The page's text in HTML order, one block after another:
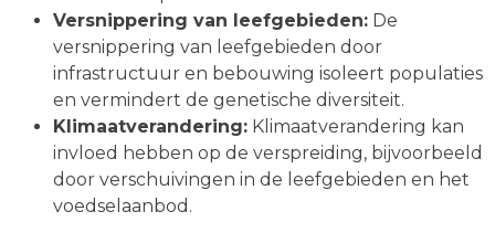
Versnippering van leefgebieden: De
versnippering van leefgebieden door
infrastructuur en bebouwing isoleert populaties
en vermindert de genetische diversiteit.
Klimaatverandering: Klimaatverandering kan
invloed hebben op de verspreiding, bijvoorbeeld
door verschuivingen in de leefgebieden en het
voedselaanbod.